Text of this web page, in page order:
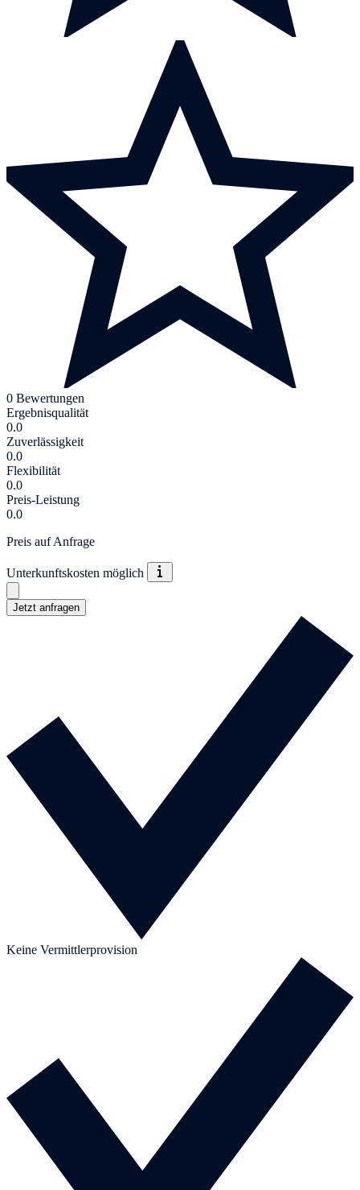
0 Bewertungen
Ergebnisqualität
0.0
Zuverlässigkeit
0.0
Flexibilität
0.0
Preis-Leistung
0.0
Preis auf Anfrage
Unterkunftskosten möglich
Jetzt anfragen
Keine Vermittlerprovision